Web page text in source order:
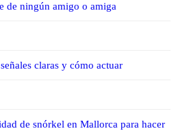
de ningún amigo o amiga
claras y cómo actuar
de snórkel en Mallorca para hacer